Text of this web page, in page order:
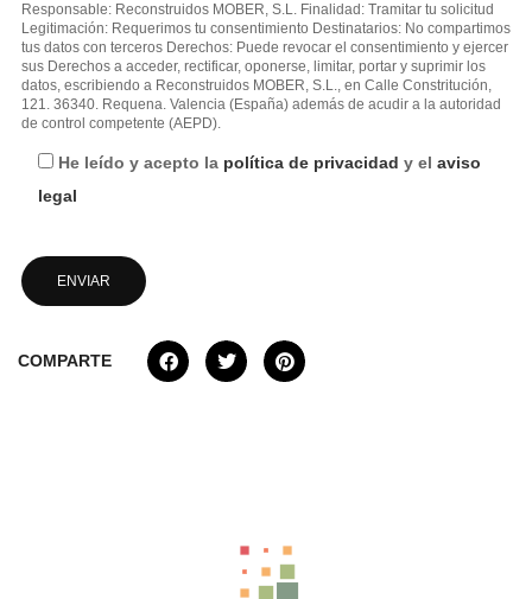
Responsable: Reconstruidos MOBER, S.L. Finalidad: Tramitar tu solicitud
Legitimación: Requerimos tu consentimiento Destinatarios: No compartimos
tus datos con terceros Derechos: Puede revocar el consentimiento y ejercer
sus Derechos a acceder, rectificar, oponerse, limitar, portar y suprimir los
datos, escribiendo a Reconstruidos MOBER, S.L., en Calle Constritución,
121. 36340. Requena. Valencia (España) además de acudir a la autoridad
de control competente (AEPD).
He leído y acepto la política de privacidad y el aviso
legal
COMPARTE